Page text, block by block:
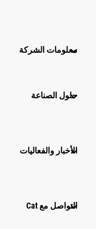
معلومات الشركة
حلول الصناعة
الأخبار والفعاليات
التواصل مع Cat